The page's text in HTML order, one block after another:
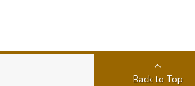
Back to Top